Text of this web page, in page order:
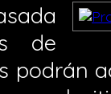
de
podrán